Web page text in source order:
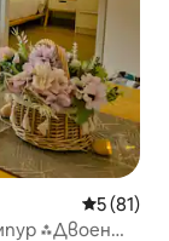
Средна
5 (81)
⁂Двоен